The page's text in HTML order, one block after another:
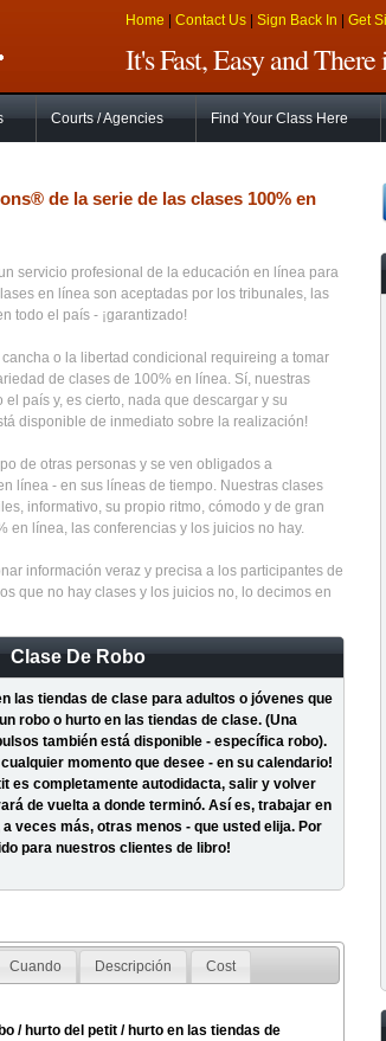
Home Contact Us Sign Back In Get
It's Fast, Easy and
Courts / Agencies Find Your Class Here
de la serie de las clases 100% en
servicio profesional de la educación en línea para
en línea son aceptadas por los tribunales, las
todo el país - ¡garantizado!
o la libertad condicional requireing a tomar
de clases de 100% en línea. Sí, nuestras
país y, es cierto, nada que descargar y su
disponible de inmediato sobre la realización!
de otras personas y se ven obligados a
línea - en sus líneas de tiempo. Nuestras clases
informativo, su propio ritmo, cómodo y de gran
en línea, las conferencias y los juicios no hay.
información veraz y precisa a los participantes de
que no hay clases y los juicios no, lo decimos en
Clase De Robo
las tiendas de clase para adultos o jóvenes que
robo o hurto en las tiendas de clase. (Una
también está disponible - específica robo).
momento que desee - en su calendario!
es completamente autodidacta, salir y volver
de vuelta a donde terminó. Así es, trabajar en
veces más, otras menos - que usted elija. Por
para nuestros clientes de libro!
Cuando Descripción Cost
/ hurto del petit / hurto en las tiendas de